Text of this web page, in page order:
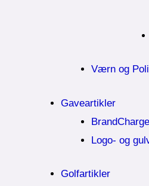
Værn og
Gaveartikler
Logo- og
Golfartikler